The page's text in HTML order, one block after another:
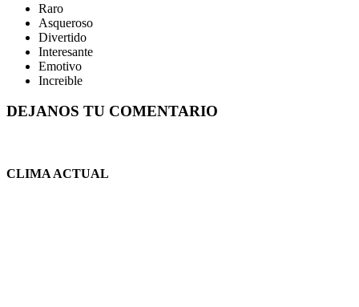
Raro
Asqueroso
Divertido
Interesante
Emotivo
Increible
DEJANOS TU COMENTARIO
CLIMA ACTUAL